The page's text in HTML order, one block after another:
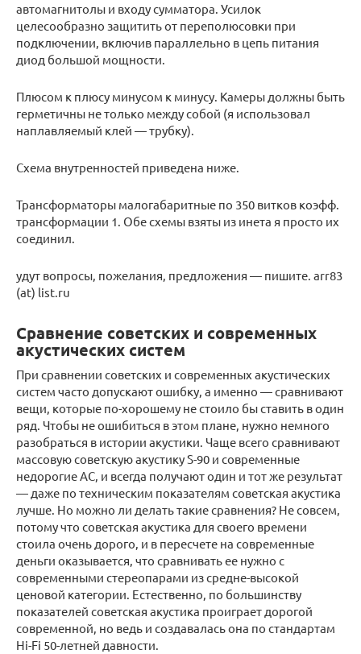
автомагнитолы и входу сумматора. Усилок
целесообразно защитить от переполюсовки при
подключении, включив параллельно в цепь питания
диод большой мощности.
Плюсом к плюсу минусом к минусу. Камеры должны быть
герметичны не только между собой (я использовал
наплавляемый клей — трубку).
Схема внутренностей приведена ниже.
Трансформаторы малогабаритные по 350 витков коэфф.
трансформации 1. Обе схемы взяты из инета я просто их
соединил.
удут вопросы, пожелания, предложения — пишите. arr83
(at) list.ru
Сравнение советских и современных
акустических систем
При сравнении советских и современных акустических
систем часто допускают ошибку, а именно — сравнивают
вещи, которые по-хорошему не стоило бы ставить в один
ряд. Чтобы не ошибиться в этом плане, нужно немного
разобраться в истории акустики. Чаще всего сравнивают
массовую советскую акустику S-90 и современные
недорогие АС, и всегда получают один и тот же результат
— даже по техническим показателям советская акустика
лучше. Но можно ли делать такие сравнения? Не совсем,
потому что советская акустика для своего времени
стоила очень дорого, и в пересчете на современные
деньги оказывается, что сравнивать ее нужно с
современными стереопарами из средне-высокой
ценовой категории. Естественно, по большинству
показателей советская акустика проиграет дорогой
современной, но ведь и создавалась она по стандартам
Hi-Fi 50-летней давности.